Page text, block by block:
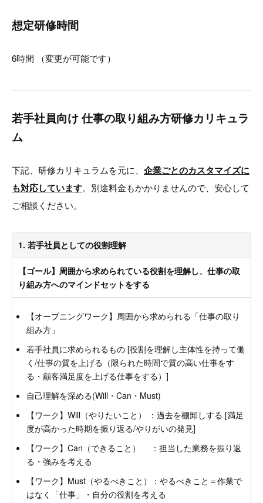
想定研修時間
6時間 （変更が可能です）
若手社員向け 仕事の取り組み方研修カリキュラ
ム
下記、研修カリキュラムを元に、 企業ごとのカスタマイズに
も対応しています。別途料金もかかりませんので、安心して
ご相談ください。
1. 若手社員としての役割理解
【ゴール】周囲から求められている役割を理解し、仕事の取
り組み方へのマインドセットをする
【オープニングワーク】周囲から求められる「仕事の取り
組み方」
若手社員に求められるもの [役割を理解し主体性を持って働
く/仕事の質を上げる（限られた時間で質の高い仕事をす
る・顧客満足度を上げる仕事をする）]
自己理解を深める(Will・Can・Must)
【ワーク】Will（やりたいこと） ：過去を棚卸しする [満足
度が高かった時期を振り返る/やりがいの発見]
【ワーク】Can（できること） ：担当した業務を振り返
る・強みを考える
【ワーク】Must（やるべきこと）：やるべきこと＝作業で
はなく「仕事」・自分の役割を考える